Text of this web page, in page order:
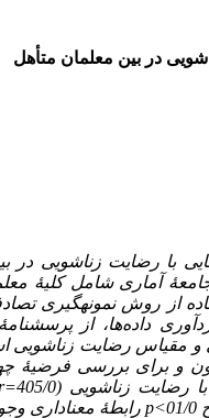
در بین معلمان متأهل
با رضایت زناشویی در
آماری شامل کلیۀ
داده‌ها، از
مقیاس رضایت زناشویی
و برای بررسی فرضیۀ
زناشویی (405/0
pرابطۀ معناداری